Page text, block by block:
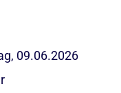
09.06.2026